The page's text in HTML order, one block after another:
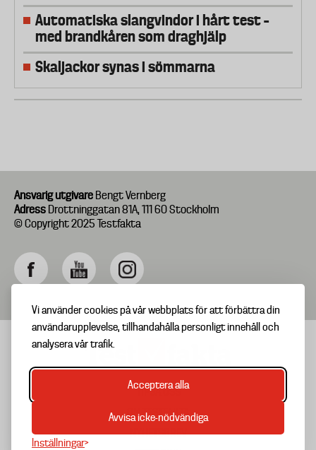
Vi använder cookies på vår webbplats för att förbättra din
användarupplevelse, tillhandahålla personligt innehåll och
analysera vår trafik.
Acceptera alla
Avvisa icke-nödvändiga
Inställningar
Automatiska slangvindor i hårt test –
med brandkåren som draghjälp
Skaljackor synas i sömmarna
Ansvarig utgivare Bengt Vernberg
Adress Drottninggatan 81A, 111 60 Stockholm
© Copyright 2025 Testfakta
Footer
menu
TIPSA OSS
OM TESTFAKTA
NYHETSBREV